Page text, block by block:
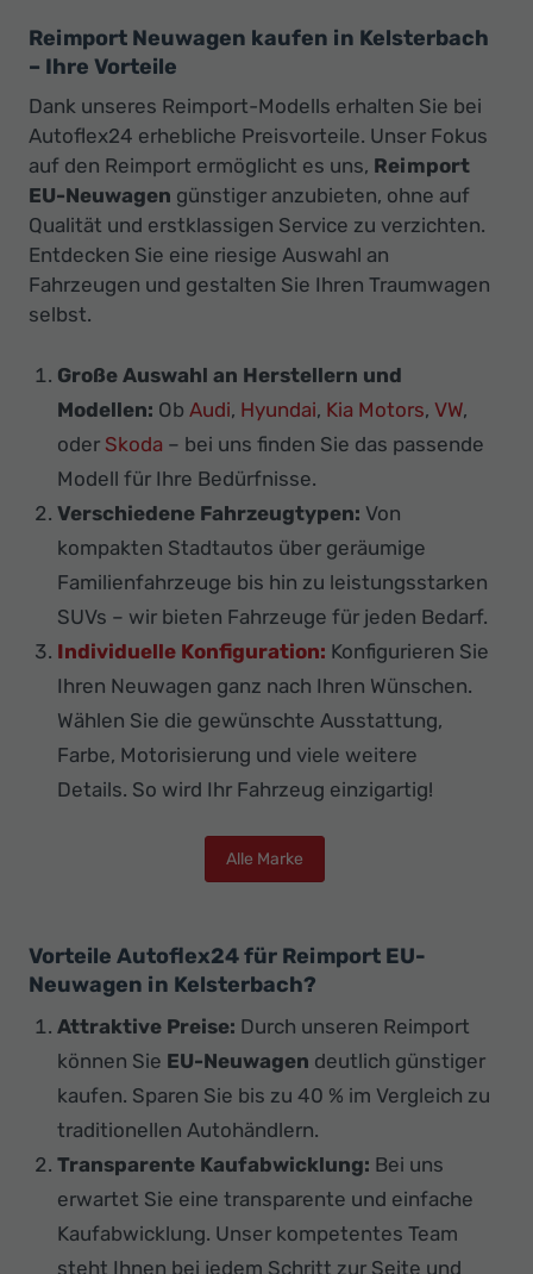
Reimport Neuwagen kaufen in Kelsterbach
– Ihre Vorteile
Dank unseres Reimport-Modells erhalten Sie bei
Autoflex24 erhebliche Preisvorteile. Unser Fokus
auf den Reimport ermöglicht es uns, Reimport
EU-Neuwagen günstiger anzubieten, ohne auf
Qualität und erstklassigen Service zu verzichten.
Entdecken Sie eine riesige Auswahl an
Fahrzeugen und gestalten Sie Ihren Traumwagen
selbst.
Große Auswahl an Herstellern und
Modellen: Ob Audi, Hyundai, Kia Motors, VW,
oder Skoda – bei uns finden Sie das passende
Modell für Ihre Bedürfnisse.
Verschiedene Fahrzeugtypen: Von
kompakten Stadtautos über geräumige
Familienfahrzeuge bis hin zu leistungsstarken
SUVs – wir bieten Fahrzeuge für jeden Bedarf.
Individuelle Konfiguration: Konfigurieren Sie
Ihren Neuwagen ganz nach Ihren Wünschen.
Wählen Sie die gewünschte Ausstattung,
Farbe, Motorisierung und viele weitere
Details. So wird Ihr Fahrzeug einzigartig!
Alle Marke
Vorteile Autoflex24 für Reimport EU-
Neuwagen in Kelsterbach?
Attraktive Preise: Durch unseren Reimport
können Sie EU-Neuwagen deutlich günstiger
kaufen. Sparen Sie bis zu 40 % im Vergleich zu
traditionellen Autohändlern.
Transparente Kaufabwicklung: Bei uns
erwartet Sie eine transparente und einfache
Kaufabwicklung. Unser kompetentes Team
steht Ihnen bei jedem Schritt zur Seite und